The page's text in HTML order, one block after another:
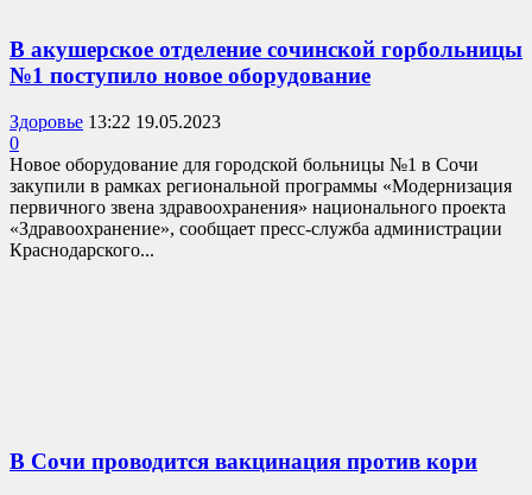
В акушерское отделение сочинской горбольницы
№1 поступило новое оборудование
Здоровье 13:22 19.05.2023
0
Новое оборудование для городской больницы №1 в Сочи
закупили в рамках региональной программы «Модернизация
первичного звена здравоохранения» национального проекта
«Здравоохранение», сообщает пресс-служба администрации
Краснодарского...
В Сочи проводится вакцинация против кори